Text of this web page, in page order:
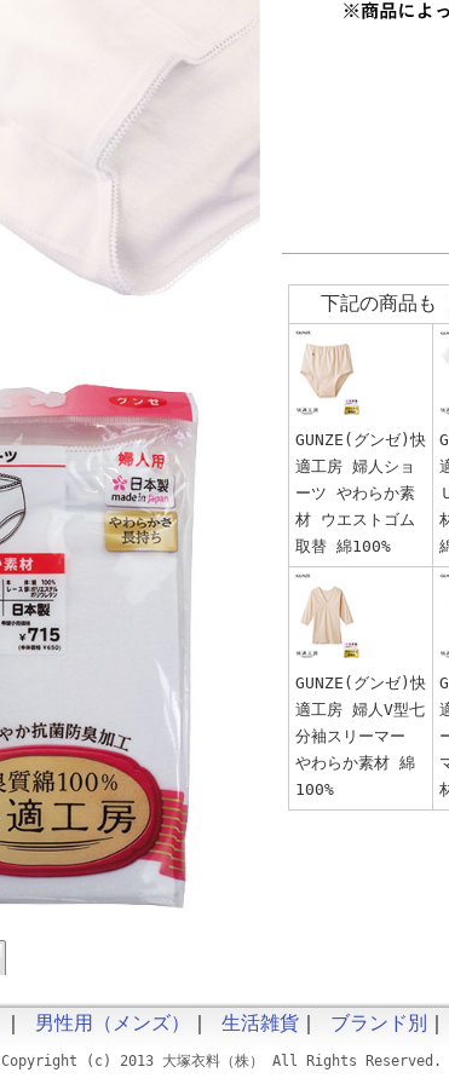
下記の商品も
GUNZE(グンゼ)快
適工房 婦人ショ
ーツ やわらか素
材 ウエストゴム
取替 綿100%
GUNZE(グンゼ)快
適工房 婦人V型七
分袖スリーマー
やわらか素材 綿
100%
｜ 男性用（メンズ） ｜ 生活雑貨 ｜ ブランド別 ｜
Copyright (c) 2013 大塚衣料（株） All Rights Reserved.